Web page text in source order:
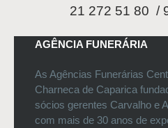
21 272 51 80 /
AGÊNCIA FUNERÁRIA
As Agências Funerárias
Charneca de Caparica
sócios gerentes Carvalho e
com mais de 30 anos de